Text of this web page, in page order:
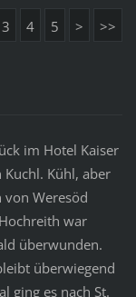
3 4 5 > >>
im Hotel Kaiser
Kuchl. Kühl, aber
von Weresöd
war
überwunden.
überwiegend
ging es nach St.